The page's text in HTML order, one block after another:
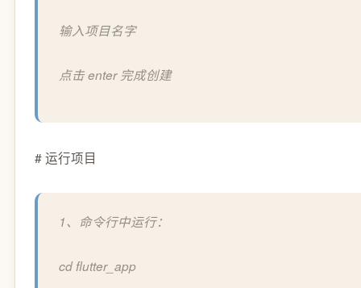
输入项目名字
点击 enter 完成创建
# 运行项目
1、命令行中运行：
cd flutter_app